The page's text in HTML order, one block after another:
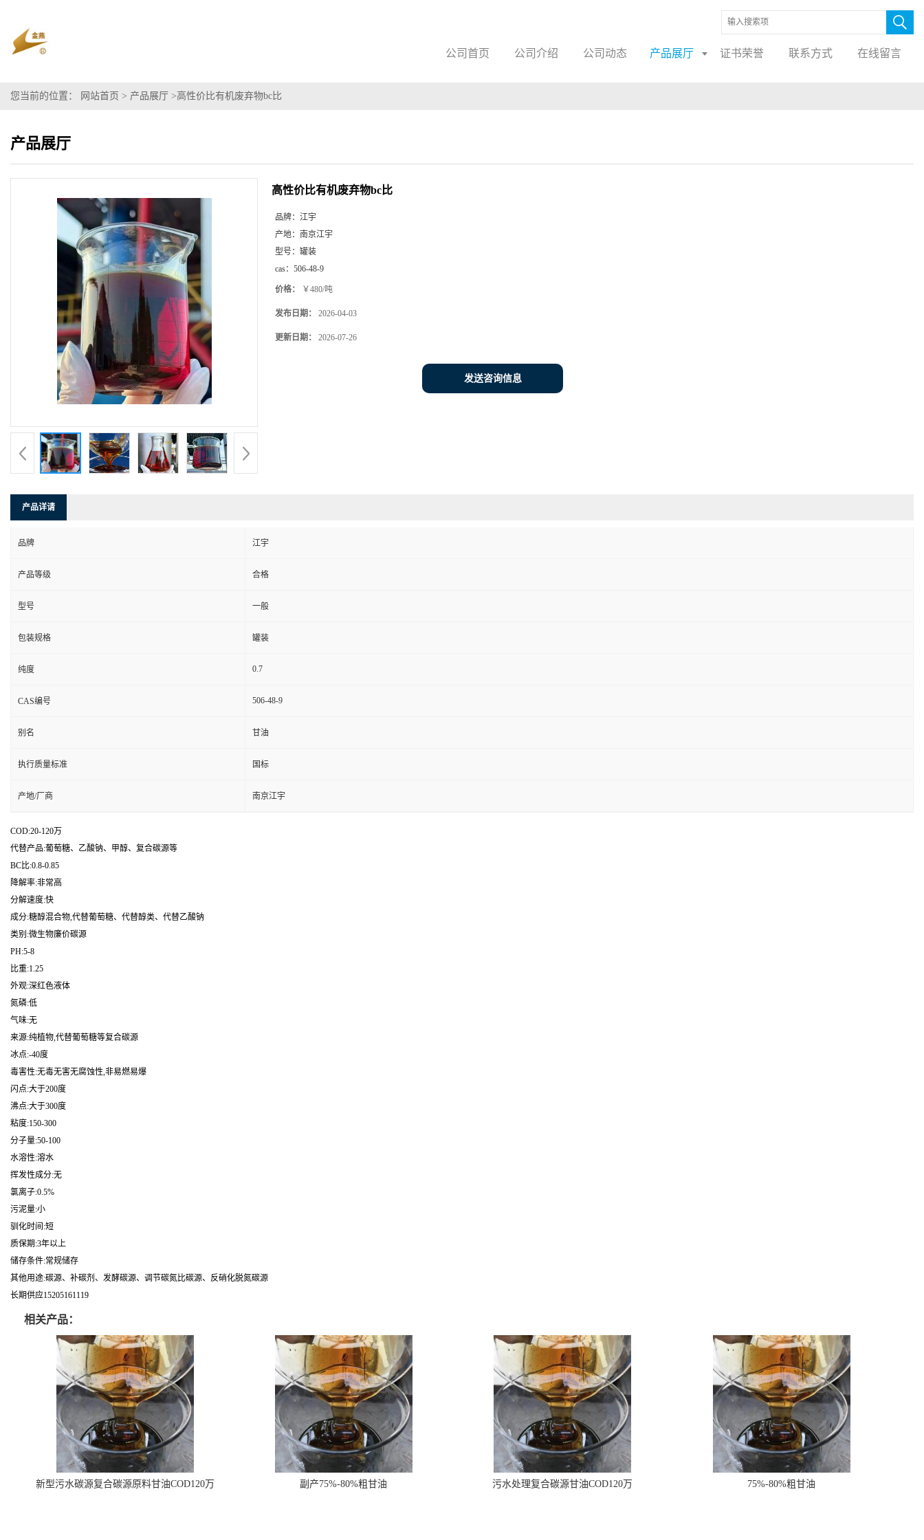
公司首页 公司介绍 公司动态 产品展厅 证书荣誉 联系方式 在线留言
您当前的位置： 网站首页 > 产品展厅 >高性价比有机废弃物bc比
产品展厅
高性价比有机废弃物bc比
品牌： 江宇
产地： 南京江宇
型号： 罐装
cas： 506-48-9
价格： ￥480/吨
发布日期： 2026-04-03
更新日期： 2026-07-26
发送咨询信息
产品详请
品牌 江宇
产品等级 合格
型号 一般
包装规格 罐装
纯度 0.7
CAS编号 506-48-9
别名 甘油
执行质量标准 国标
产地/厂商 南京江宇
COD:20-120万
代替产品:葡萄糖、乙酸钠、甲醇、复合碳源等
BC比:0.8-0.85
降解率:非常高
分解速度:快
成分:糖醇混合物,代替葡萄糖、代替醇类、代替乙酸钠
类别:微生物廉价碳源
PH:5-8
比重:1.25
外观:深红色液体
氮磷:低
气味:无
来源:纯植物,代替葡萄糖等复合碳源
冰点:-40度
毒害性:无毒无害无腐蚀性,非易燃易爆
闪点:大于200度
沸点:大于300度
粘度:150-300
分子量:50-100
水溶性:溶水
挥发性成分:无
氯离子:0.5%
污泥量:小
驯化时间:短
质保期:3年以上
储存条件:常规储存
其他用途:碳源、补碳剂、发酵碳源、调节碳氮比碳源、反硝化脱氮碳源
长期供应15205161119
相关产品：
新型污水碳源复合碳源原料甘油COD120万 副产75%-80%粗甘油 污水处理复合碳源甘油COD120万 75%-80%粗甘油